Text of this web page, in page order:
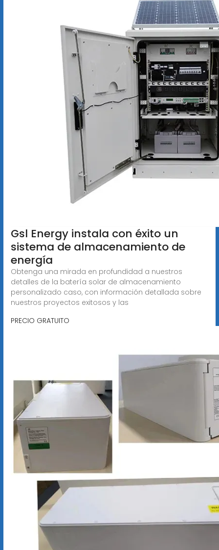
Gsl Energy instala con éxito un
sistema de almacenamiento de
energía
Obtenga una mirada en profundidad a nuestros
detalles de la batería solar de almacenamiento
personalizado caso, con información detallada sobre
nuestros proyectos exitosos y las
PRECIO GRATUITO